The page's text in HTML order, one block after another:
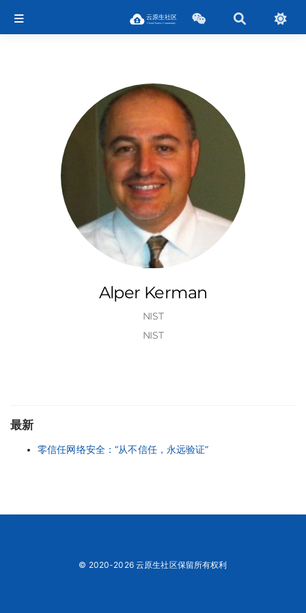
Alper Kerman
NIST
NIST
最新
零信任网络安全：“从不信任，永远验证”
© 2020-2026 云原生社区保留所有权利